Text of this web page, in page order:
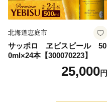
北海道恵庭市
サッポロ ヱビスビール 50
0ml×24本【300070223】
25,000円